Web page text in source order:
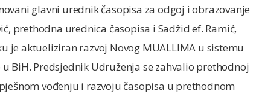
glavni urednik časopisa za odgoj i obrazovanje
prethodna urednica časopisa i Sadžid ef. Ramić,
je aktueliziran razvoj Novog MUALLIMA u sistemu
BiH. Predsjednik Udruženja se zahvalio prethodnoj
vođenju i razvoju časopisa u prethodnom